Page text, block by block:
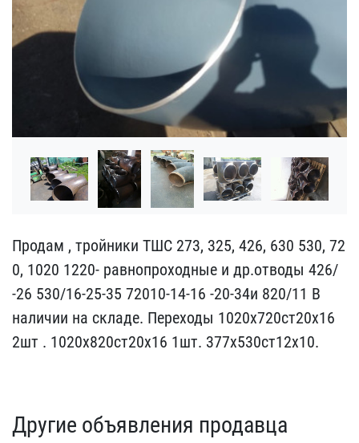
Продам , тройники ТШС 27​3, 325, 426, 630 530, 72​
0, 1020 1220- равнопрох​одные и др.отводы 426/​
-26 530/16-25-35 72010​-14-16 -20-34и 820/11 ​В
наличии на складе. ​Переходы 1020х720ст20х1​6
2шт . 1020х820ст20х16​ 1шт. 377х530ст12х10.
Другие объявления продавца